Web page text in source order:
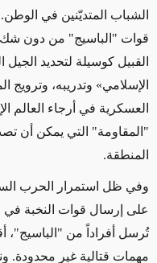
الشباب المتديّنين في
قوات "الباسيج" من دون شك
القبيل كوسيلة لتحديد
الإسلامي» وتدريبه، وترويج
العسكرية في أرجاء العالم
"المقاومة" التي يمكن أن
المنطقة.
وفي ظل استمرار الحرب
على إرسال قوات النخبة
تُرسل أفراداً من "الباسيج"،
مهمات قتالية غير محدودة.